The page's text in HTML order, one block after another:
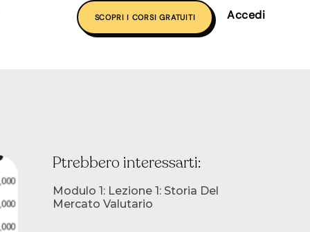
SCOPRI I CORSI GRATUITI Accedi
Ptrebbero interessarti:
Modulo 1: Lezione 1: Storia Del
Mercato Valutario